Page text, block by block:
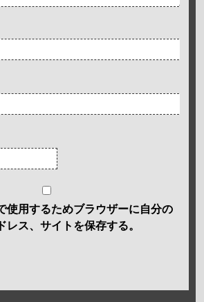
使用するためブラウザーに自分の
レス、サイトを保存する。